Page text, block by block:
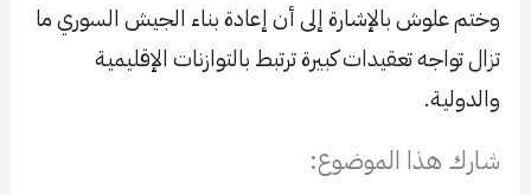
وختم علوش بالإشارة إلى أن إعادة بناء الجيش السوري ما
تزال تواجه تعقيدات كبيرة ترتبط بالتوازنات الإقليمية
والدولية.
شارك هذا الموضوع: